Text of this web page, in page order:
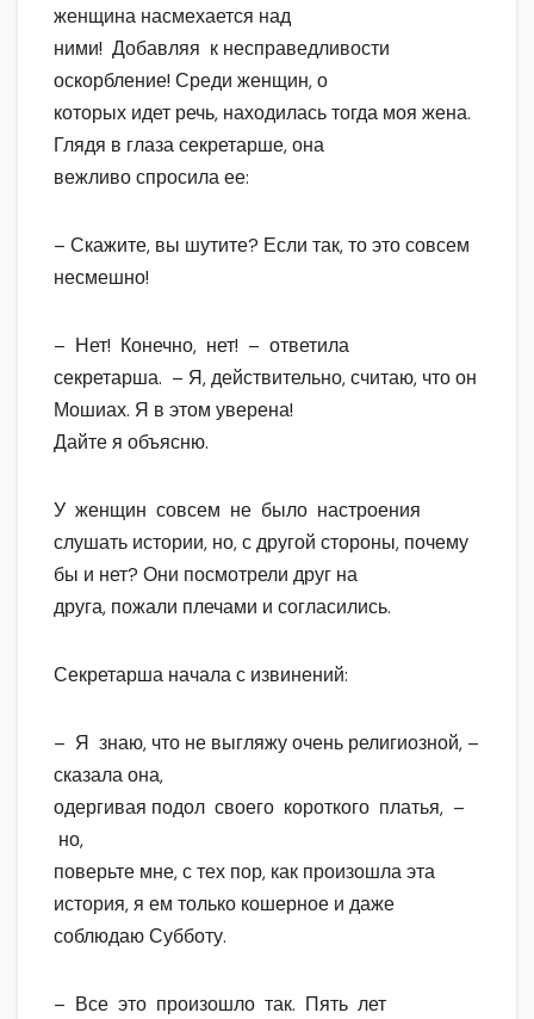
женщина насмехается над
ними! Добавляя к несправедливости
оскорбление! Среди женщин, о
которых идет речь, находилась тогда моя жена.
Глядя в глаза секретарше, она
вежливо спросила ее:
– Скажите, вы шутите? Если так, то это совсем
несмешно!
– Нет! Конечно, нет! – ответила
секретарша. – Я, действительно, считаю, что он
Мошиах. Я в этом уверена!
Дайте я объясню.
У женщин совсем не было настроения
слушать истории, но, с другой стороны, почему
бы и нет? Они посмотрели друг на
друга, пожали плечами и согласились.
Секретарша начала с извинений:
– Я знаю, что не выгляжу очень религиозной, –
сказала она,
одергивая подол своего короткого платья, –
но,
поверьте мне, с тех пор, как произошла эта
история, я ем только кошерное и даже
соблюдаю Субботу.
– Все это произошло так. Пять лет